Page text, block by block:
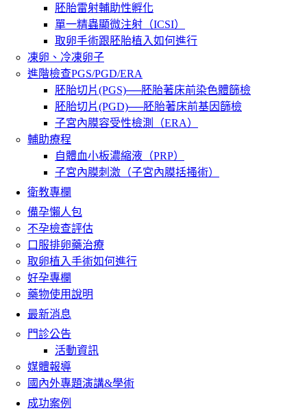
胚胎雷射輔助性孵化
單一精蟲顯微注射（ICSI）
取卵手術跟胚胎植入如何進行
凍卵、冷凍卵子
進階檢查PGS/PGD/ERA
胚胎切片(PGS)──胚胎著床前染色體篩檢
胚胎切片(PGD)──胚胎著床前基因篩檢
子宮內膜容受性檢測（ERA）
輔助療程
自體血小板濃縮液（PRP）
子宮內膜刺激（子宮內膜括搔術）
衛教專欄
備孕懶人包
不孕檢查評估
口服排卵藥治療
取卵植入手術如何進行
好孕專欄
藥物使用說明
最新消息
門診公告
活動資訊
媒體報導
國內外專題演講&學術
成功案例